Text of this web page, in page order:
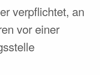
verpflichtet, an
vor einer